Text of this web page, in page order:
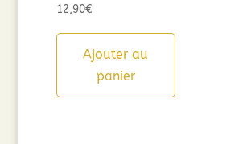
12,90€
Ajouter au
panier